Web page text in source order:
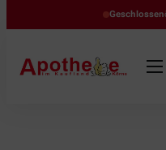
Geschlossen